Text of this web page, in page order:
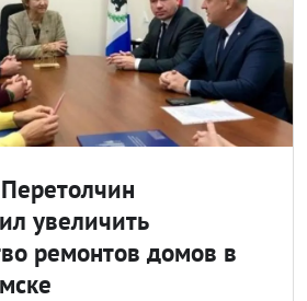
увеличить
ремонтов домов в